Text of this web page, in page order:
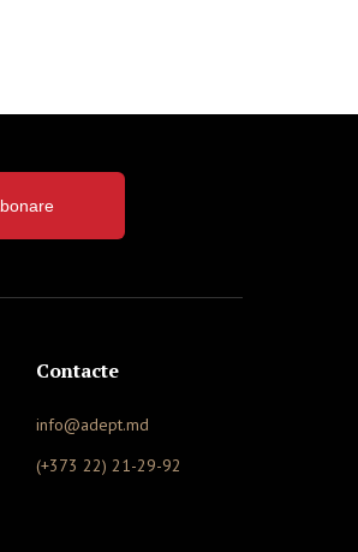
Contacte
info@adept.md
(+373 22) 21-29-92